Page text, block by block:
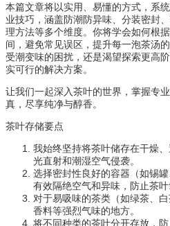
本篇文章将以实用、易懂的方式，系
业技巧，涵盖防潮防异味、分装密封
理方法等多个维度。你将学会如何根
间，避免常见误区，提升每一泡茶汤
受潮变味的困扰，还是渴望探索更高
实可行的解决方案。
让我们一起深入茶叶的世界，掌握专
真，尽享纯净与醇香。
茶叶存储要点
我始终坚持将茶叶储存在干燥
光直射和潮湿空气侵袭。
选择密封性良好的容器（如锡
有效隔绝空气和异味，防止茶叶
对于易吸味的茶类（如绿茶、
香料等强烈气味的地方。
将不同种类的茶叶分开存放，